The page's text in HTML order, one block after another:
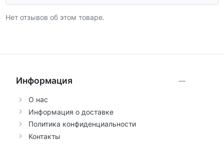
Нет отзывов об этом товаре.
Информация
О нас
Информация о доставке
Политика конфиденциальности
Контакты